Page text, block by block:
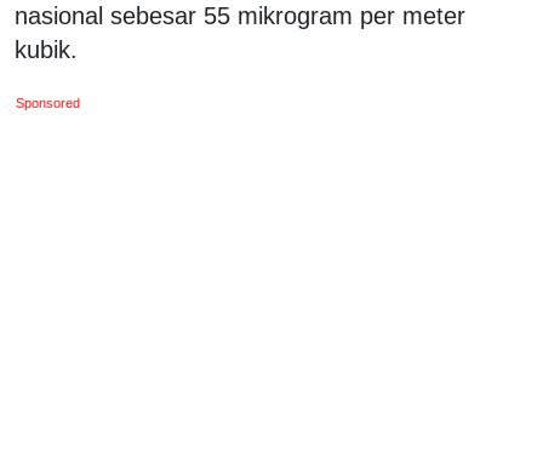
nasional sebesar 55 mikrogram per meter
kubik.
Sponsored